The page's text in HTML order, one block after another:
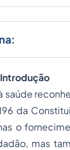
Introdução
saúde
da
o
mas